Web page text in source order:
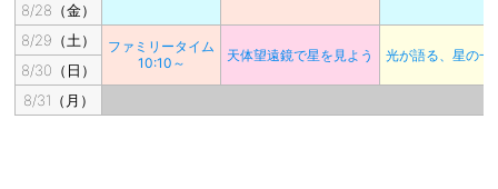
8/28（金）
8/29（土）
ファミリータイム
10:10～
天体望遠鏡で星を見よう 光が語る、星の一
8/30（日）
8/31（月）